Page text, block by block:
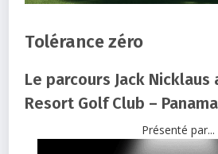
Tolérance zéro
Le parcours Jack Nicklaus
Resort Golf Club –
Présenté par...